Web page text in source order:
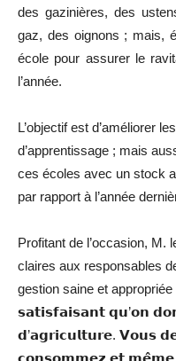
des gazinières, des
gaz, des oignons ; mais,
école pour assurer le
l’année.
L’objectif est d’améliorer
d’apprentissage ; mais
ces écoles avec un stock
par rapport à l’année
Profitant de l’occasion, M.
claires aux responsables
gestion saine et
𝘀𝗮𝘁𝗶𝘀𝗳𝗮𝗶𝘀𝗮𝗻𝘁 𝗾𝘂’𝗼𝗻
𝗱’𝗮𝗴𝗿𝗶𝗰𝘂𝗹𝘁𝘂𝗿𝗲. 𝗩𝗼𝘂𝘀
𝗰𝗼𝗻𝘀𝗼𝗺𝗺𝗲𝘇 𝗲𝘁 𝗺𝗲̂𝗺𝗲